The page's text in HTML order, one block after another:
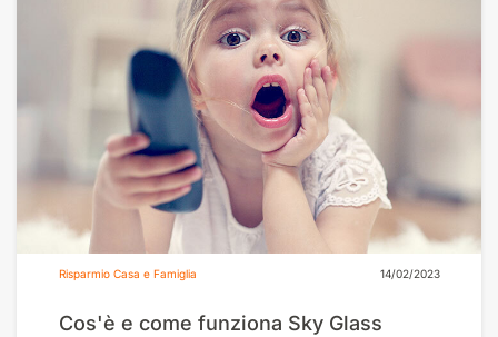
Risparmio Casa e Famiglia 14/02/2023
Cos'è e come funziona Sky Glass